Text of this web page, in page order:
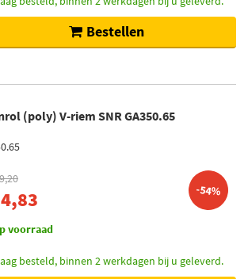
Bestellen
(poly) V-riem SNR GA350.65
-54%
voorraad
besteld, binnen 2 werkdagen bij u geleverd.